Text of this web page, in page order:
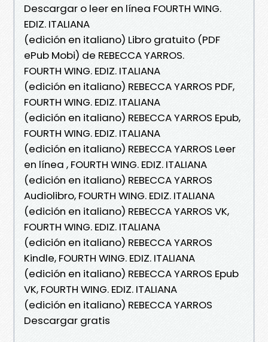
Descargar o leer en línea FOURTH WING.
EDIZ. ITALIANA
(edición en italiano) Libro gratuito (PDF
ePub Mobi) de REBECCA YARROS.
FOURTH WING. EDIZ. ITALIANA
(edición en italiano) REBECCA YARROS PDF,
FOURTH WING. EDIZ. ITALIANA
(edición en italiano) REBECCA YARROS Epub,
FOURTH WING. EDIZ. ITALIANA
(edición en italiano) REBECCA YARROS Leer
en línea , FOURTH WING. EDIZ. ITALIANA
(edición en italiano) REBECCA YARROS
Audiolibro, FOURTH WING. EDIZ. ITALIANA
(edición en italiano) REBECCA YARROS VK,
FOURTH WING. EDIZ. ITALIANA
(edición en italiano) REBECCA YARROS
Kindle, FOURTH WING. EDIZ. ITALIANA
(edición en italiano) REBECCA YARROS Epub
VK, FOURTH WING. EDIZ. ITALIANA
(edición en italiano) REBECCA YARROS
Descargar gratis